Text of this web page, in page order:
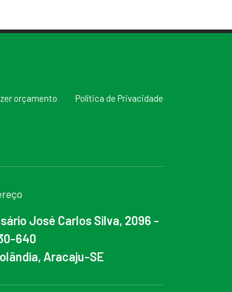
orçamento Política de Privacidade
José Carlos Silva, 2096 -
640
Aracaju-SE